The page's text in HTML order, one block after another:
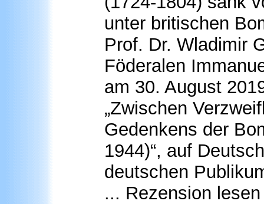
unter britischen
Prof. Dr. Wladimir
Föderalen
am 30. August
„Zwischen
Gedenkens der
1944)“, auf
deutschen
... Rezension